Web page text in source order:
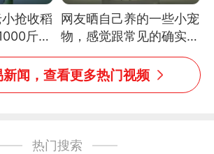
抢收稻
斤，
子
网友晒自己养的一些小宠
物，感觉跟常见的确实有
些不一样
闻，查看更多热门视频
热门搜索